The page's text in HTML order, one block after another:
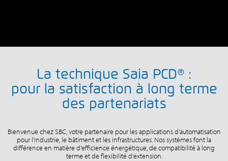
La technique Saia PCD® :
pour la satisfaction à long terme
des partenariats
Bienvenue chez SBC, votre partenaire pour les applications d'automatisation
pour l'industrie, le bâtiment et les infrastructures. Nos systèmes font la
différence en matière d'efficience énergétique, de compatibilité à long
terme et de flexibilité d'extension.